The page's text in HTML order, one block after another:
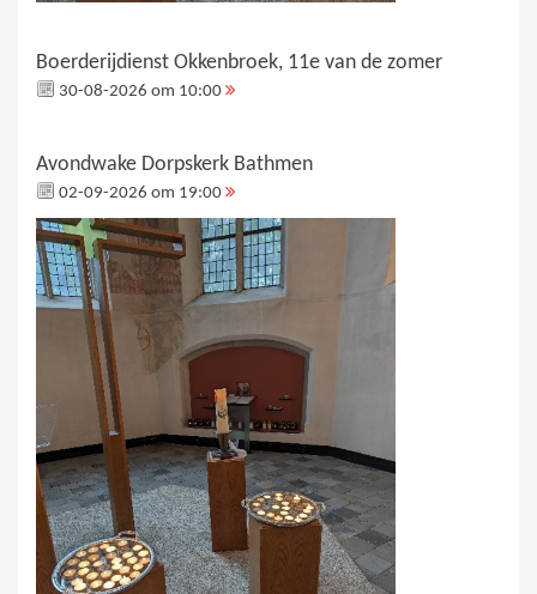
Boerderijdienst Okkenbroek, 11e van de zomer
30-08-2026 om 10:00
Avondwake Dorpskerk Bathmen
02-09-2026 om 19:00